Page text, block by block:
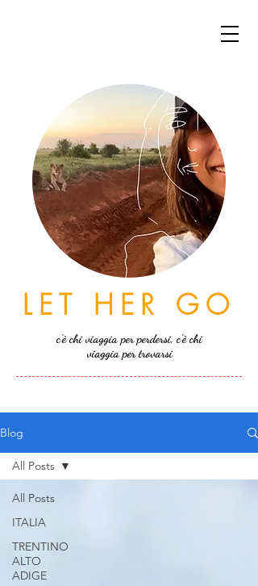
LET HER GO
c'è chi viaggia per perdersi, c'è chi
viaggia per trovarsi
Blog
All Posts
ITALIA
TRENTINO
ALTO
ADIGE
All Posts